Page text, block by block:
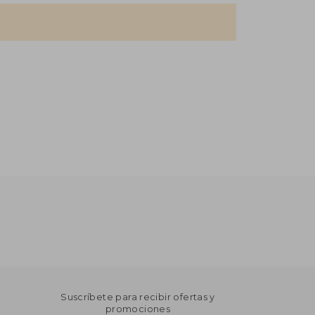
Suscríbete para recibir ofertas y
promociones